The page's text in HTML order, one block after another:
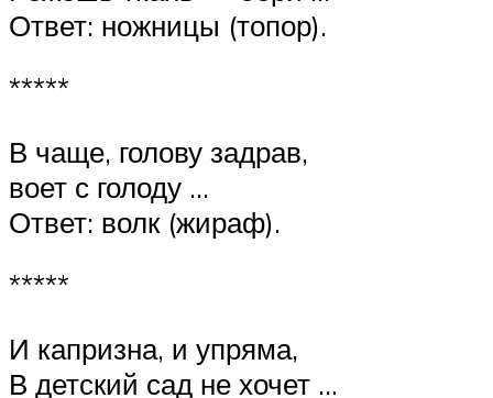
Ответ: ножницы (топор).
*****
В чаще, голову задрав,
воет с голоду …
Ответ: волк (жираф).
*****
И капризна, и упряма,
В детский сад не хочет …